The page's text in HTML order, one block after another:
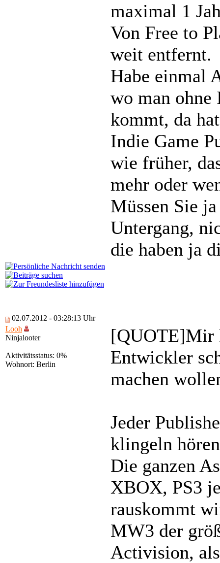
maximal 1
Von Free to
weit entfernt.
Habe einmal
wo man
kommt, da
Indie Game
wie früher,
mehr oder
Müssen Sie
Untergang,
die haben ja
02.07.2012 - 03:28:13 Uhr
Looh
Ninjalooter
Aktivitätsstatus: 0%
Wohnort: Berlin
[QUOTE]Mir
Entwickler
machen
Jeder
klingeln
Die ganzen
XBOX, PS3
rauskommt
MW3 der
Activision,